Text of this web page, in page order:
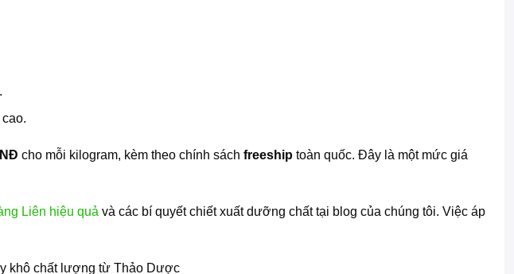
cho mỗi kilogram, kèm theo chính sách freeship toàn quốc. Đây là một mức giá
Liên hiệu quả và các bí quyết chiết xuất dưỡng chất tại blog của chúng tôi. Việc áp